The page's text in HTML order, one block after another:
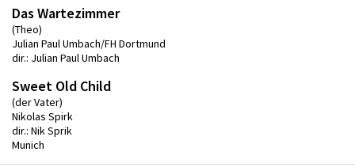
Das Wartezimmer
(Theo)
Julian Paul Umbach/FH Dortmund
dir.: Julian Paul Umbach
Sweet Old Child
(der Vater)
Nikolas Spirk
dir.: Nik Sprik
Munich